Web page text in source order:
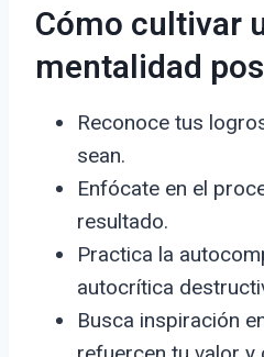
Cómo cultivar
mentalidad
Reconoce tus
sean.
Enfócate en el
resultado.
Practica la
autocrítica
Busca inspiración